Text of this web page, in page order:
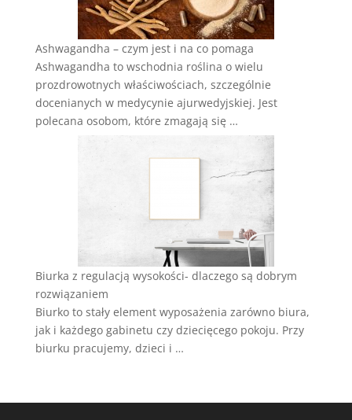
Ashwagandha – czym jest i na co pomaga
Ashwagandha to wschodnia roślina o wielu
prozdrowotnych właściwościach, szczególnie
docenianych w medycynie ajurwedyjskiej. Jest
polecana osobom, które zmagają się …
Biurka z regulacją wysokości- dlaczego są dobrym
rozwiązaniem
Biurko to stały element wyposażenia zarówno biura,
jak i każdego gabinetu czy dziecięcego pokoju. Przy
biurku pracujemy, dzieci i …